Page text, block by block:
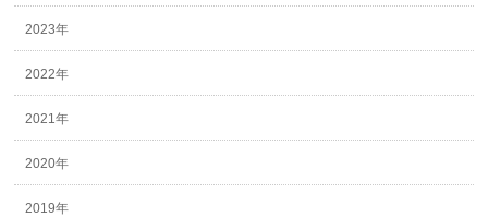
2023年
2022年
2021年
2020年
2019年